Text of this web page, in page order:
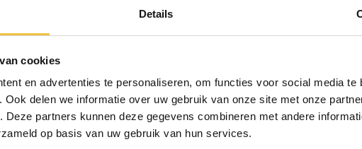
Details
cookies
en advertenties te personaliseren, om functies voor social media te
delen we informatie over uw gebruik van onze site met onze
Deze partners kunnen deze gegevens combineren met andere
op basis van uw gebruik van hun services.
BTW/Marge